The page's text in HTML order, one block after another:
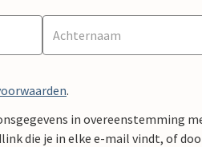
.
in overeenstemming
die je in elke e-mail vindt, of